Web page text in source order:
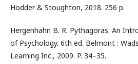
Hodder & Stoughton, 2018. 256 p.
Hergenhahn B. R. Pythagoras. An
of Psychology. 6th ed. Belmont :
Learning Inc., 2009. P. 34–35.